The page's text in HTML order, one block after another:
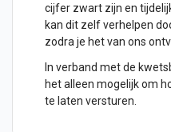
cijfer zwart zijn en
kan dit zelf verhelpen
zodra je het van ons
In verband met de
het alleen mogelijk om
te laten versturen.